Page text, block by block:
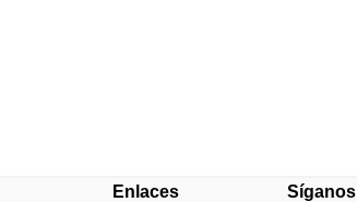
Enlaces Síganos